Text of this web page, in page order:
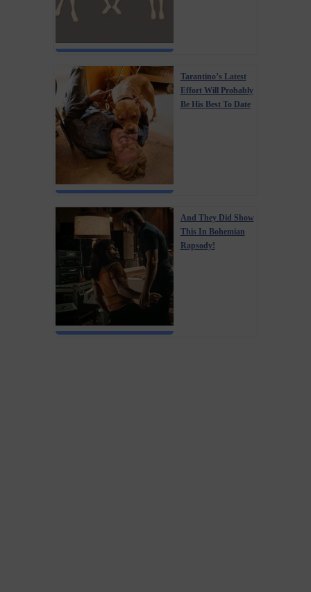
Tarantino’s Latest
Effort Will Probably
Be His Best To Date
And They Did Show
This In Bohemian
Rapsody!